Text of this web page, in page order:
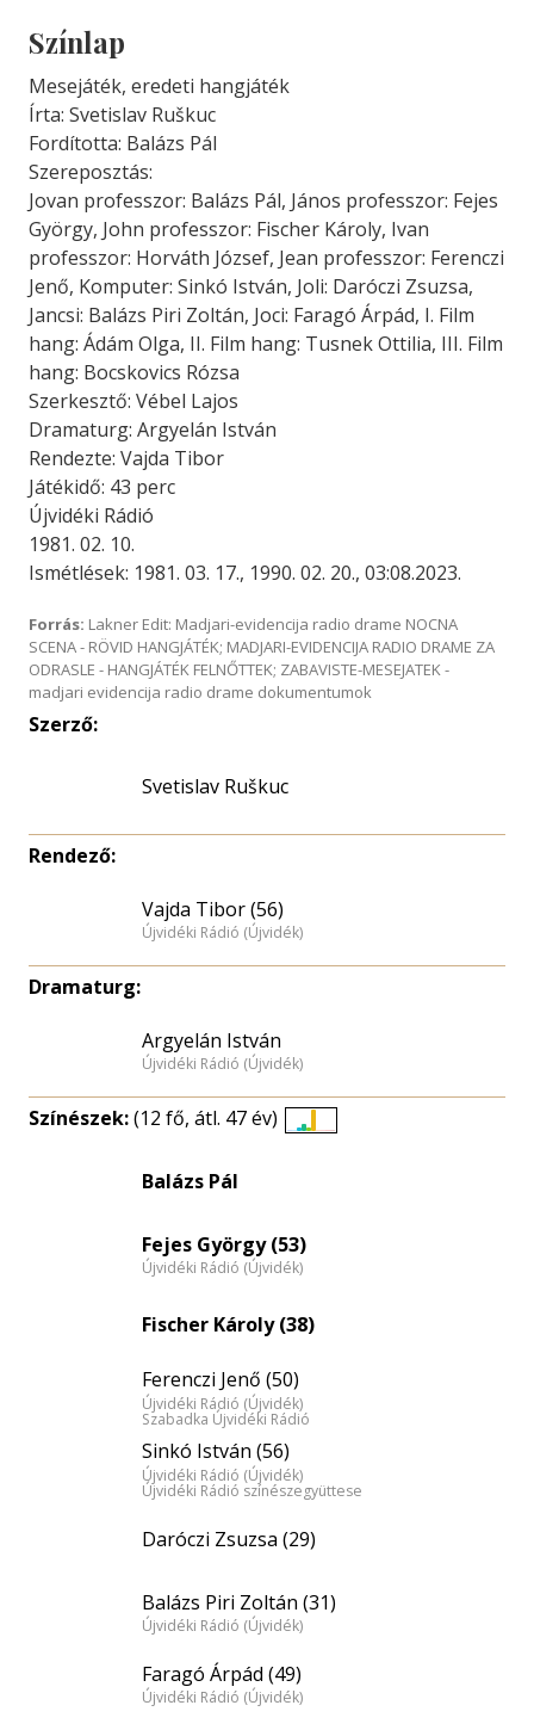
Színlap
Mesejáték, eredeti hangjáték
Írta: Svetislav Ruškuc
Fordította: Balázs Pál
Szereposztás:
Jovan professzor: Balázs Pál, János professzor: Fejes
György, John professzor: Fischer Károly, Ivan
professzor: Horváth József, Jean professzor: Ferenczi
Jenő, Komputer: Sinkó István, Joli: Daróczi Zsuzsa,
Jancsi: Balázs Piri Zoltán, Joci: Faragó Árpád, I. Film
hang: Ádám Olga, II. Film hang: Tusnek Ottilia, III. Film
hang: Bocskovics Rózsa
Szerkesztő: Vébel Lajos
Dramaturg: Argyelán István
Rendezte: Vajda Tibor
Játékidő: 43 perc
Újvidéki Rádió
1981. 02. 10.
Ismétlések: 1981. 03. 17., 1990. 02. 20., 03:08.2023.
Forrás: Lakner Edit: Madjari-evidencija radio drame NOCNA
SCENA - RÖVID HANGJÁTÉK; MADJARI-EVIDENCIJA RADIO DRAME ZA
ODRASLE - HANGJÁTÉK FELNŐTTEK; ZABAVISTE-MESEJATEK -
madjari evidencija radio drame dokumentumok
Szerző:
Svetislav Ruškuc
Rendező:
Vajda Tibor (56)
Újvidéki Rádió (Újvidék)
Dramaturg:
Argyelán István
Újvidéki Rádió (Újvidék)
Színészek:(12 fő, átl. 47 év)
Balázs Pál
Fejes György (53)
Újvidéki Rádió (Újvidék)
Fischer Károly (38)
Ferenczi Jenő (50)
Újvidéki Rádió (Újvidék)
Szabadka Újvidéki Rádió
Sinkó István (56)
Újvidéki Rádió (Újvidék)
Újvidéki Rádió színészegyüttese
Daróczi Zsuzsa (29)
Balázs Piri Zoltán (31)
Újvidéki Rádió (Újvidék)
Faragó Árpád (49)
Újvidéki Rádió (Újvidék)